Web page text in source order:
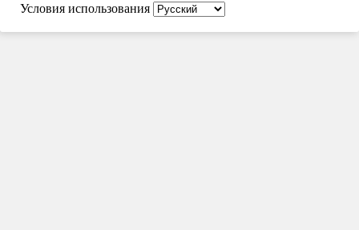
Условия использования